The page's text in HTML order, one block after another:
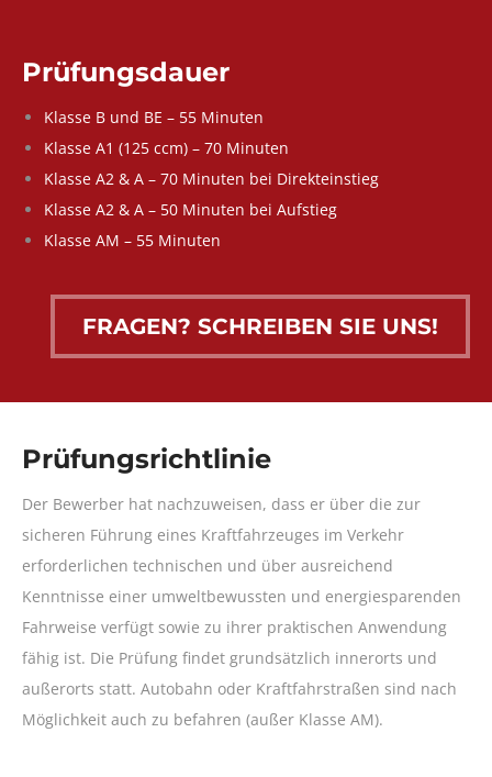
Prüfungsdauer
Klasse B und BE – 55 Minuten
Klasse A1 (125 ccm) – 70 Minuten
Klasse A2 & A – 70 Minuten bei Direkteinstieg
Klasse A2 & A – 50 Minuten bei Aufstieg
Klasse AM – 55 Minuten
FRAGEN? SCHREIBEN SIE UNS!
Prüfungsrichtlinie
Der Bewerber hat nachzuweisen, dass er über die zur
sicheren Führung eines Kraftfahrzeuges im Verkehr
erforderlichen technischen und über ausreichend
Kenntnisse einer umweltbewussten und energiesparenden
Fahrweise verfügt sowie zu ihrer praktischen Anwendung
fähig ist. Die Prüfung findet grundsätzlich innerorts und
außerorts statt. Autobahn oder Kraftfahrstraßen sind nach
Möglichkeit auch zu befahren (außer Klasse AM).